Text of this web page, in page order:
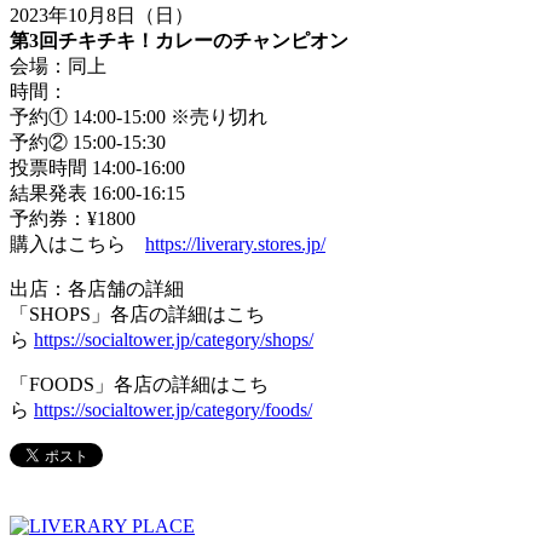
2023年10月8日（日）
第3回チキチキ！カレーのチャンピオン
会場：同上
時間：
予約① 14:00-15:00 ※売り切れ
予約② 15:00-15:30
投票時間 14:00-16:00
結果発表 16:00-16:15
予約券：¥1800
購入はこちら https://liverary.stores.jp/
出店：各店舗の詳細
「SHOPS」各店の詳細はこち
ら https://socialtower.jp/category/shops/
「FOODS」各店の詳細はこち
ら https://socialtower.jp/category/foods/